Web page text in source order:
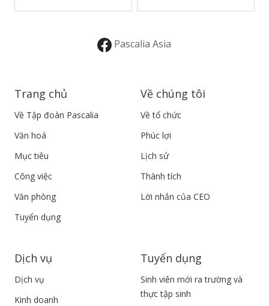
Pascalia Asia
Trang chủ
Về Tập đoàn Pascalia
Văn hoá
Mục tiêu
Công việc
Văn phòng
Tuyển dụng
Về chúng tôi
Về tổ chức
Phúc lợi
Lịch sử
Thành tích
Lời nhắn của CEO
Dịch vụ
Dịch vụ
Kinh doanh
Tuyển dụng
Sinh viên mới ra trường và
thực tập sinh